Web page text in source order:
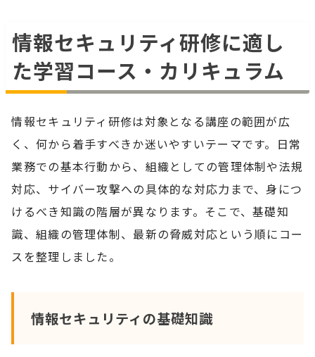
情報セキュリティ研修に適し
た学習コース・カリキュラム
情報セキュリティ研修は対象となる講座の範囲が広
く、何から着手すべきか迷いやすいテーマです。日常
業務での基本行動から、組織としての管理体制や法規
対応、サイバー攻撃への具体的な対応力まで、身につ
けるべき知識の階層が異なります。そこで、基礎知
識、組織の管理体制、最新の脅威対応という順にコー
スを整理しました。
情報セキュリティの基礎知識